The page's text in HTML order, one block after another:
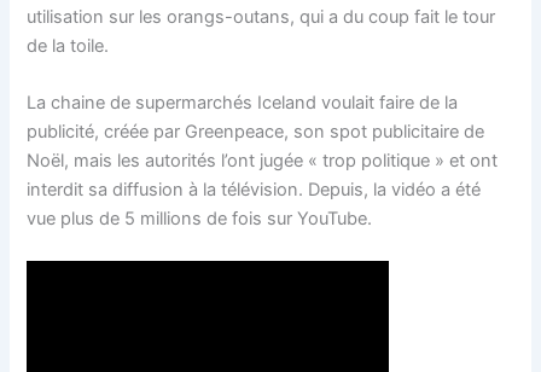
utilisation sur les orangs-outans, qui a du coup fait le tour
de la toile.
La chaine de supermarchés Iceland voulait faire de la
publicité, créée par Greenpeace, son spot publicitaire de
Noël, mais les autorités l’ont jugée « trop politique » et ont
interdit sa diffusion à la télévision. Depuis, la vidéo a été
vue plus de 5 millions de fois sur YouTube.